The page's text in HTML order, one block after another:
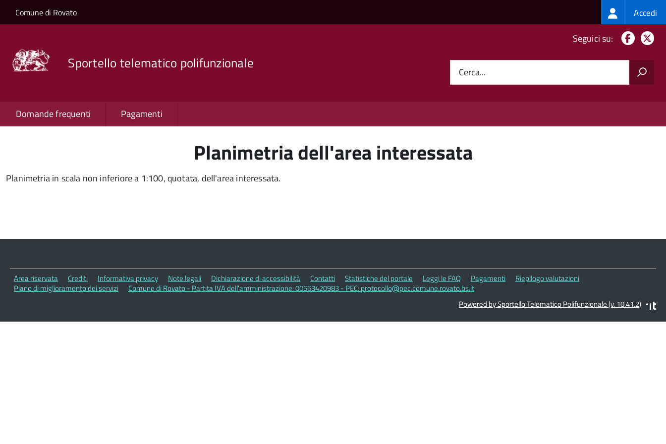
Salta al contenuto principale
Skip to site navigation
Comune di Rovato Login
menu
Accedi
Sportello telematico polifunzionale
Seguici su:
Cerca...
Domande frequenti Pagamenti
Planimetria dell'area interessata
Planimetria in scala non inferiore a 1:100, quotata, dell'area interessata.
Area riservata Crediti Informativa privacy Note legali Dichiarazione di accessibilità Contatti Statistiche del portale Leggi le FAQ Pagamenti
Riepilogo valutazioni
Piano di miglioramento dei servizi
Comune di Rovato - Partita IVA dell'amministrazione: 00563420983 - PEC: protocollo@pec.comune.rovato.bs.it
Powered by Sportello Telematico Polifunzionale (v. 10.41.2)